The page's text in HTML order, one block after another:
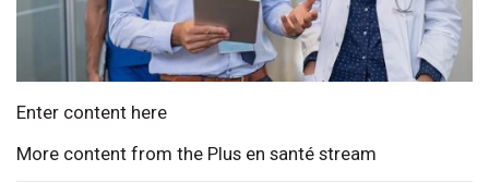
Enter content here
More content from the Plus en santé stream